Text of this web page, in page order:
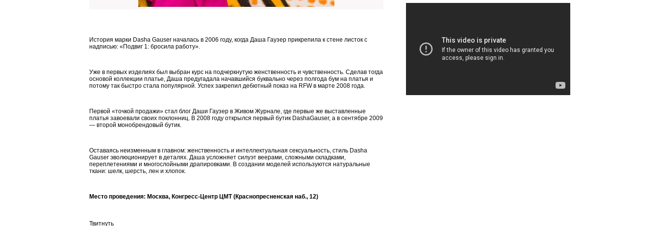
История марки Dasha Gauser началась в 2006 году, когда Даша Гаузер прикрепила к стене листок с
надписью: «Подвиг 1: бросила работу».
Уже в первых изделиях был выбран курс на подчеркнутую женственность и чувственность. Сделав тогда
основой коллекции платье, Даша предугадала начавшийся буквально через полгода бум на платья и
потому так быстро стала популярной. Успех закрепил дебютный показ на RFW в марте 2008 года.
Первой «точкой продажи» стал блог Даши Гаузер в Живом Журнале, где первые же выставленные
платья завоевали своих поклонниц. В 2008 году открылся первый бутик DashaGauser, а в сентябре 2009
— второй монобрендовый бутик.
Оставаясь неизменным в главном: женственность и интеллектуальная сексуальность, стиль Dasha
Gauser эволюционирует в деталях. Даша усложняет силуэт веерами, сложными складками,
переплетениями и многослойными драпировками. В создании моделей используются натуральные
ткани: шелк, шерсть, лен и хлопок.
Место проведения: Москва, Конгресс-Центр ЦМТ (Краснопресненская наб., 12)
Твитнуть